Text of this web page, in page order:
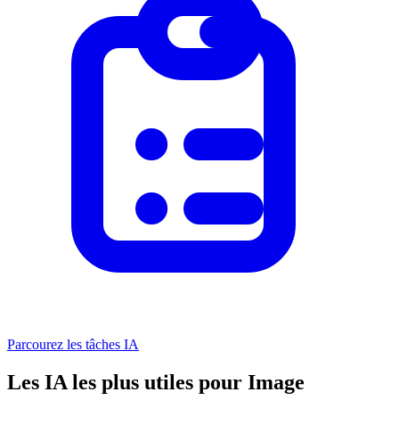
Parcourez les tâches IA
Les IA les plus utiles pour Image